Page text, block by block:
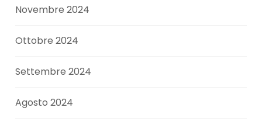
Novembre 2024
Ottobre 2024
Settembre 2024
Agosto 2024